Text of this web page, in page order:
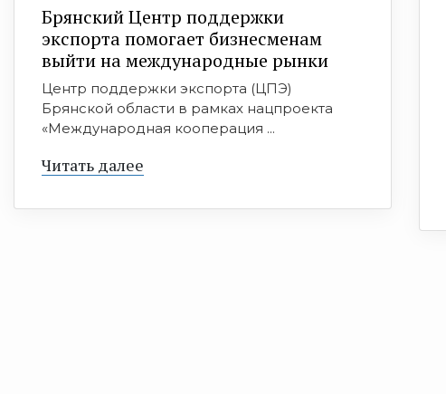
Брянский Центр поддержки
экспорта помогает бизнесменам
выйти на международные рынки
Центр поддержки экспорта (ЦПЭ)
Брянской области в рамках нацпроекта
«Международная кооперация ...
Читать далее